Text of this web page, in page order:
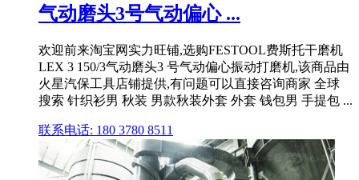
气动磨头3号气动偏心 ...
欢迎前来淘宝网实力旺铺,选购FESTOOL费斯托干磨机
LEX 3 150/3气动磨头3 号气动偏心振动打磨机,该商品由
火星汽保工具店铺提供,有问题可以直接咨询商家 全球
搜索 针织衫男 秋装 男款秋装外套 外套 钱包男 手提包 ...
联系电话: 180 3780 8511